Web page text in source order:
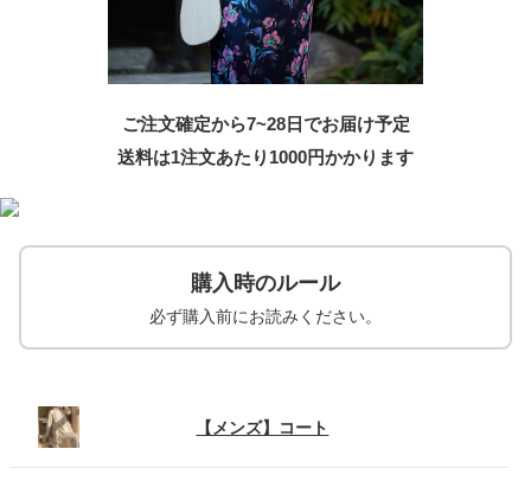
ご注文確定から7~28日でお届け予定
送料は1注文あたり 1000円かかります
購入時のルール
必ず購入前にお読みください。
【メンズ】コート